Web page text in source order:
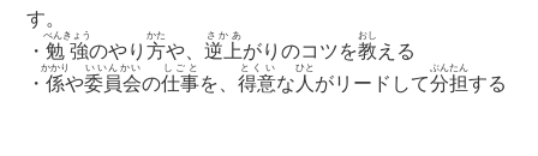
す。
・勉強
べんきょう
のやり方
かた
や、逆上
さかあ
がりのコツを教
おし
える
・係
かかり
や委員会
いいんかい
の仕事
しごと
を、得意
とくい
な 人
ひと
がリードして分担
ぶんたん
する